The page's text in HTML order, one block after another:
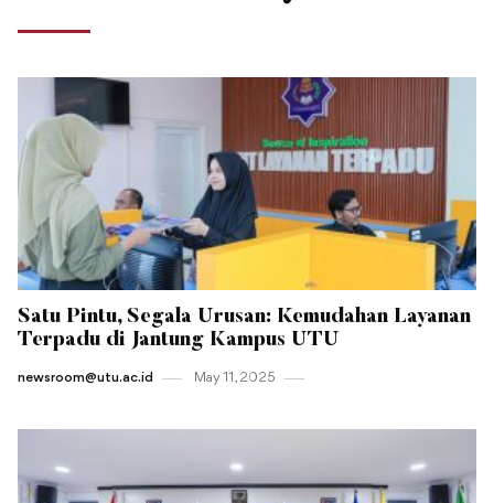
Satu Pintu, Segala Urusan: Kemudahan Layanan
Terpadu di Jantung Kampus UTU
newsroom@utu.ac.id May 11 , 2025